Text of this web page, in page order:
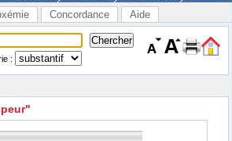
Concordance Aide
: